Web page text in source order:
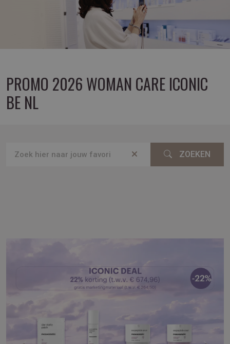
PROMO 2026 WOMAN CARE ICONIC
BE NL
ZOEKEN